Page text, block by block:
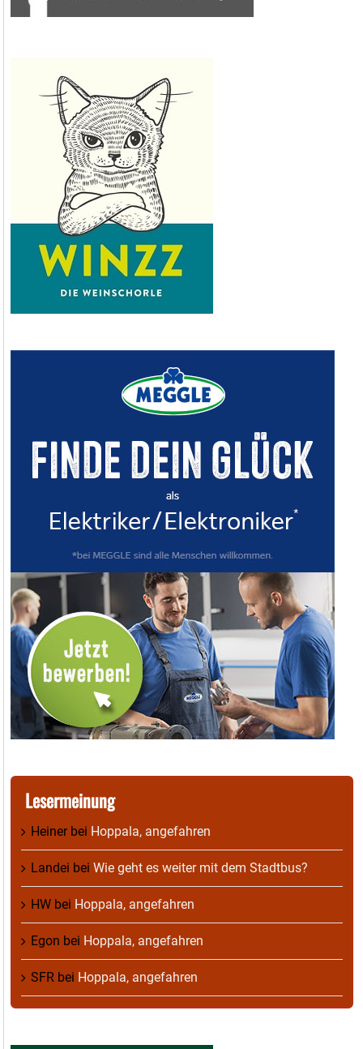
Lesermeinung
Heinerbei Hoppala, angefahren
Landei bei Wie geht es weiter mit dem Stadtbus?
HW bei Hoppala, angefahren
Egon bei Hoppala, angefahren
SFR bei Hoppala, angefahren